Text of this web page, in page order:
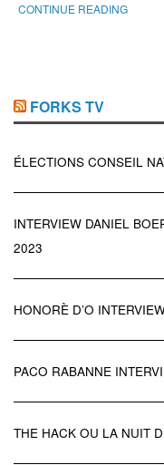
CONTINUE READING
FORKS TV
ÉLECTIONS CONSEIL
INTERVIEW DANIEL
2023
HONORÈ D’O
PACO RABANNE
THE HACK OU LA NUIT